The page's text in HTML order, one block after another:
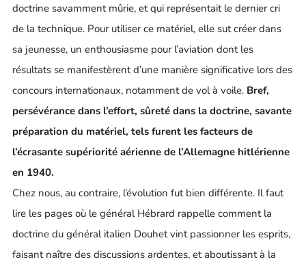
doctrine savamment mûrie, et qui représentait le dernier cri
de la technique. Pour utiliser ce matériel, elle sut créer dans
sa jeunesse, un enthousiasme pour l’aviation dont les
résultats se manifestèrent d’une manière significative lors des
concours internationaux, notamment de vol à voile. Bref,
persévérance dans l’effort, sûreté dans la doctrine, savante
préparation du matériel, tels furent les facteurs de
l’écrasante supériorité aérienne de l’Allemagne hitlérienne
en 1940.
Chez nous, au contraire, l’évolution fut bien différente. Il faut
lire les pages où le général Hébrard rappelle comment la
doctrine du général italien Douhet vint passionner les esprits,
faisant naître des discussions ardentes, et aboutissant à la